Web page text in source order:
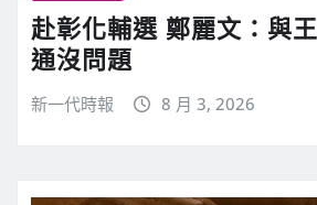
赴彰化輔選 鄭麗文：與
通沒問題
新一代時報 8 月 3, 2026